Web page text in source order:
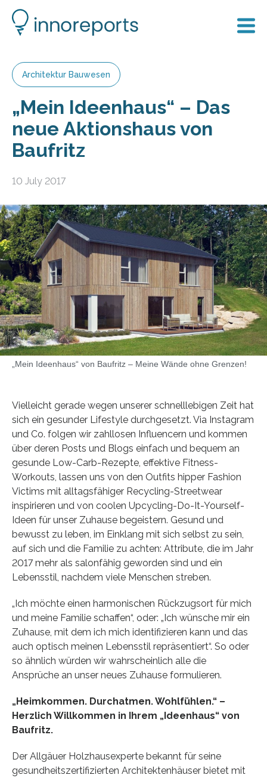
Architektur Bauwesen
„Mein Ideenhaus“ – Das
neue Aktionshaus von
Baufritz
10 July 2017
„Mein Ideenhaus“ von Baufritz – Meine Wände ohne Grenzen!
Vielleicht gerade wegen unserer schnelllebigen Zeit hat
sich ein gesunder Lifestyle durchgesetzt. Via Instagram
und Co. folgen wir zahllosen Influencern und kommen
über deren Posts und Blogs einfach und bequem an
gesunde Low-Carb-Rezepte, effektive Fitness-
Workouts, lassen uns von den Outfits hipper Fashion
Victims mit alltagsfähiger Recycling-Streetwear
inspirieren und von coolen Upcycling-Do-It-Yourself-
Ideen für unser Zuhause begeistern. Gesund und
bewusst zu leben, im Einklang mit sich selbst zu sein,
auf sich und die Familie zu achten: Attribute, die im Jahr
2017 mehr als salonfähig geworden sind und ein
Lebensstil, nachdem viele Menschen streben.
„Ich möchte einen harmonischen Rückzugsort für mich
und meine Familie schaffen“, oder: „Ich wünsche mir ein
Zuhause, mit dem ich mich identifizieren kann und das
auch optisch meinen Lebensstil repräsentiert“. So oder
so ähnlich würden wir wahrscheinlich alle die
Ansprüche an unser neues Zuhause formulieren.
„Heimkommen. Durchatmen. Wohlfühlen.“ –
Herzlich Willkommen in Ihrem „Ideenhaus“ von
Baufritz.
Der Allgäuer Holzhausexperte bekannt für seine
gesundheitszertifizierten Architektenhäuser bietet mit